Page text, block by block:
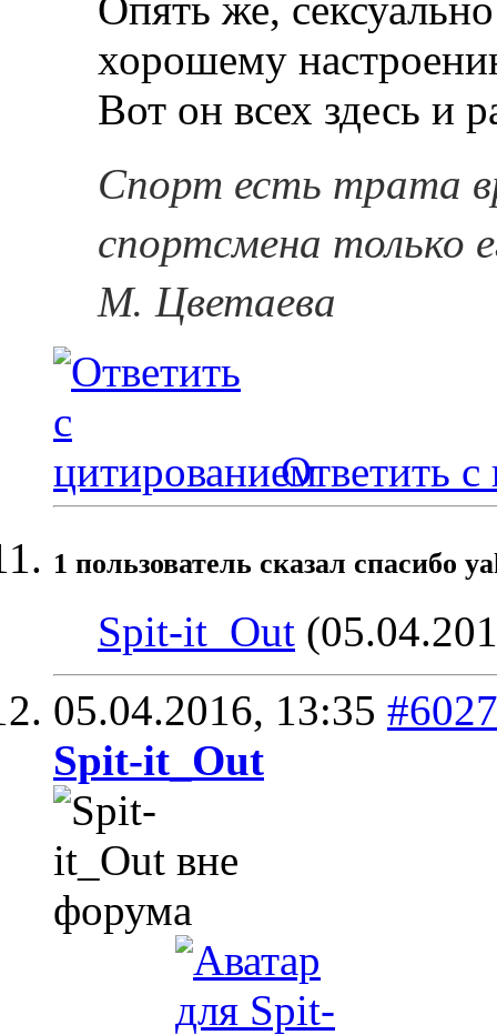
хорошему
Вот он всех здесь и
Спорт есть трата
спортсмена только
М. Цветаева
Ответить с
1 пользователь сказал cпасибо
Spit-it_Out
05.04.2016, 13:35 #6027
Spit-it_Out